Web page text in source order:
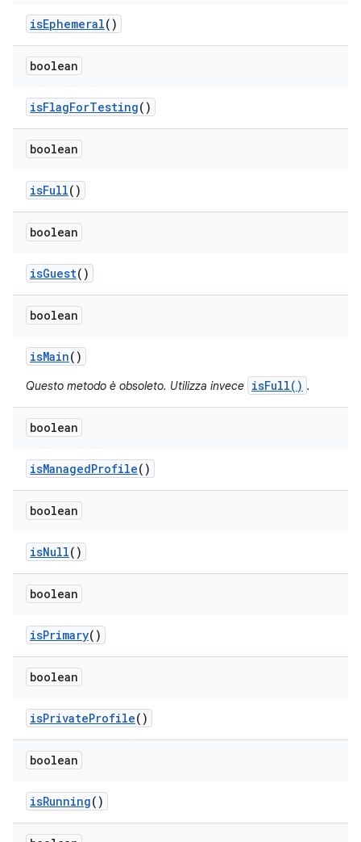
isEphemeral()
boolean
isFlagForTesting()
boolean
isFull()
boolean
isGuest()
boolean
isMain()
Questo metodo è obsoleto. Utilizza invece isFull() .
boolean
isManagedProfile()
boolean
isNull()
boolean
isPrimary()
boolean
isPrivateProfile()
boolean
isRunning()